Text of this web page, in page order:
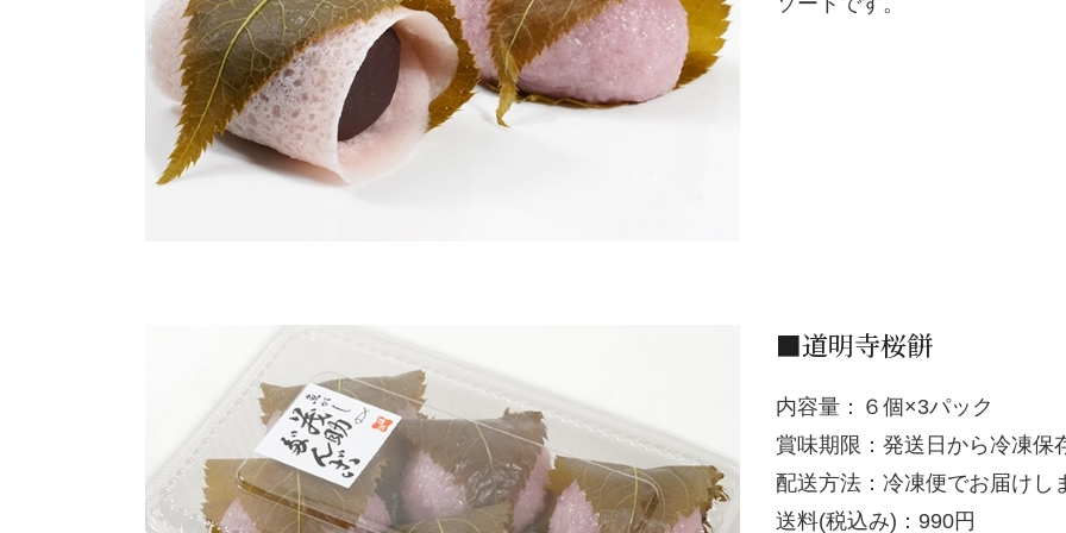
■道明寺桜餅
内容量：６個×3パック
賞味期限：発送日から冷凍保
配送方法：冷凍便でお届けし
送料(税込み)：990円